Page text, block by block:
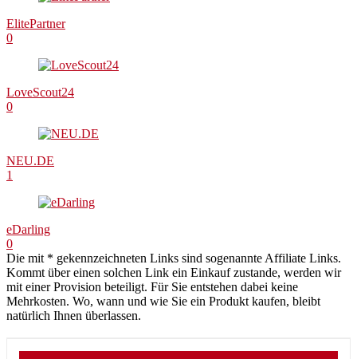
ElitePartner
0
LoveScout24
0
NEU.DE
1
eDarling
0
Die mit * gekennzeichneten Links sind sogenannte Affiliate Links.
Kommt über einen solchen Link ein Einkauf zustande, werden wir
mit einer Provision beteiligt. Für Sie entstehen dabei keine
Mehrkosten. Wo, wann und wie Sie ein Produkt kaufen, bleibt
natürlich Ihnen überlassen.